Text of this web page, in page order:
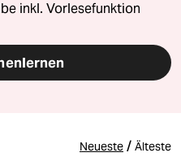
inkl. Vorlesefunktion
Neueste / Älteste